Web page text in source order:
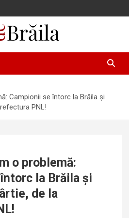
Campionii se întorc la Brăila și
PNL!
o problemă:
la Brăila și
de la